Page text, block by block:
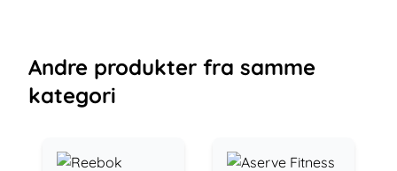
Andre produkter fra samme
kategori